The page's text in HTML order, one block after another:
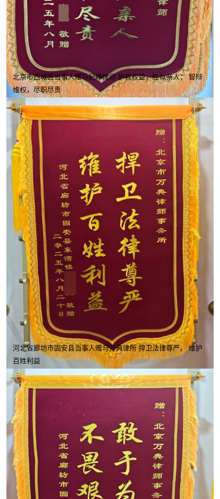
北京市西城区当事人赠与纪峥律师 护我权益，胜似亲人； 智辩
维权，尽职尽责
河北省廊坊市固安县当事人赠与万典律所 捍卫法律尊严， 维护
百姓利益